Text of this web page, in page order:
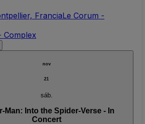
FranciaLe Corum -
Complex
nov
21
sáb.
Man: Into the Spider-Verse - In
Concert